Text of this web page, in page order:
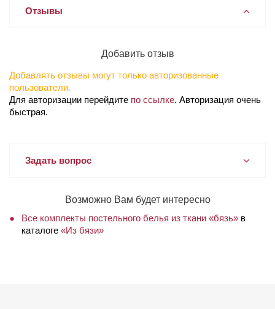
Отзывы
Добавить отзыв
Добавлять отзывы могут только авторизованные
пользователи.
Для авторизации перейдите по ссылке. Авторизация очень
быстрая.
Задать вопрос
Возможно Вам будет интересно
Все комплекты постельного белья из ткани «бязь» в
каталоге «Из бязи»